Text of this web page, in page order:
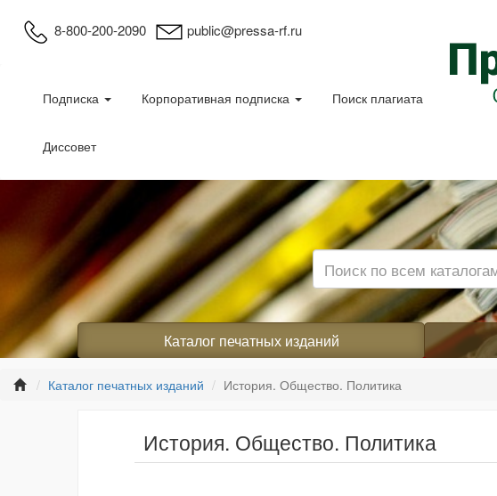
8-800-200-2090 public@pressa-rf.ru
Подписка Корпоративная подписка Поиск плагиата
Диссовет
Каталог печатных изданий
Каталог печатных изданий История. Общество. Политика
История. Общество. Политика